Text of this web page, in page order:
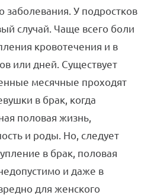
заболевания. У подростков
случай. Чаще всего боли
кровотечения и в
или дней. Существует
месячные проходят
в брак, когда
половая жизнь,
и роды. Но, следует
в брак, половая
и даже в
для женского